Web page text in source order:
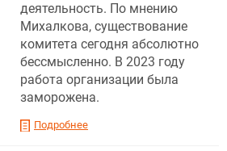
деятельность. По мнению
Михалкова, существование
комитета сегодня абсолютно
бессмысленно. В 2023 году
работа организации была
заморожена.
Подробнее